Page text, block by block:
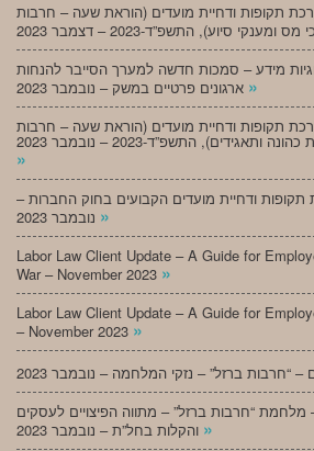
תקופות ודחיית מועדים (הוראת שעה – חרבות
מידע – סמכות חדשה למערך הסייבר להנחות
»
תקופות ודחיית מועדים (הוראת שעה – חרבות
התשפ”ד-2023 – נובמבר 2023
»
תקופות ודחיית מועדים הקבועים בחוק החברות –
»
Labor Law Client Update – A Guide for
War – November 2023 »
Labor Law Client Update – A Guide for
– November 2023 »
מלחמת “חרבות ברזל” – מתווה הפיצויים לעסקים
»